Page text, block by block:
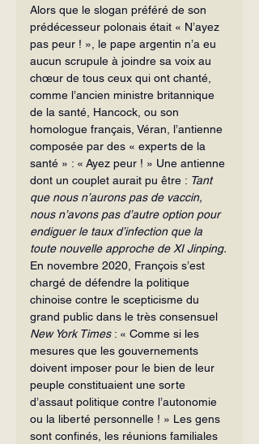
Alors que le slogan préféré de son
prédécesseur polonais était « N’ayez
pas peur ! », le pape argentin n’a eu
aucun scrupule à joindre sa voix au
chœur de tous ceux qui ont chanté,
comme l’ancien ministre britannique
de la santé, Hancock, ou son
homologue français, Véran, l’antienne
composée par des « experts de la
santé » : « Ayez peur ! » Une antienne
dont un couplet aurait pu être : Tant
que nous n’aurons pas de vaccin,
nous n’avons pas d’autre option pour
endiguer le taux d’infection que la
toute nouvelle approche de XI Jinping.
En novembre 2020, François s’est
chargé de défendre la politique
chinoise contre le scepticisme du
grand public dans le très consensuel
New York Times : « Comme si les
mesures que les gouvernements
doivent imposer pour le bien de leur
peuple constituaient une sorte
d’assaut politique contre l’autonomie
ou la liberté personnelle ! » Les gens
sont confinés, les réunions familiales